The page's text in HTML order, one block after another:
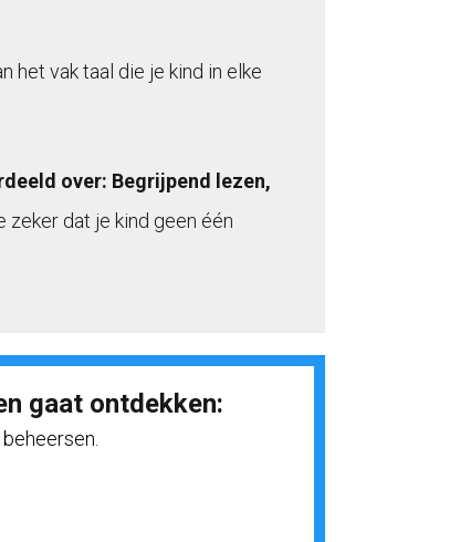
het vak taal die je kind in elke
over: Begrijpend lezen,
zeker dat je kind geen één
gaat ontdekken: